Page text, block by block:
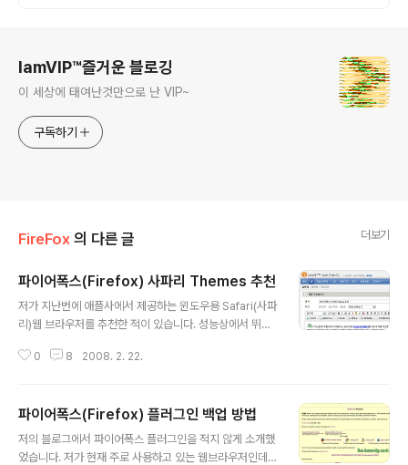
IamVIP™즐거운 블로깅
이 세상에 태여난것만으로 난 VIP~
구독하기
FireFox 의 다른 글 더보기
파이어폭스(Firefox) 사파리 Themes 추천
저가 지난번에 애플사에서 제공하는 윈도우용 Safari(사파
리)웹 브라우저를 추천한 적이 있습니다. 성능상에서 뛰어
니다. 사용하던 중에 티스토리에서 글을 쓸때 지원이 잘 되
각하다가 파이어폭스 공식 사이트에 가보니 사파리 버전 T
hemes가 있더군요.그래서 다운로드 해서 사용해본 결과
아무런 문제 없습니다. 디자인이 이뻐서 지금도 사용하고
0 8 2008. 2. 22.
파이어폭스(Firefox) 플러그인 백업 방법
저의 블로그에서 파이어폭스 플러그인을 적지 않게 소개했
었습니다. 저가 현재 주로 사용하고 있는 웹브라우저인데,